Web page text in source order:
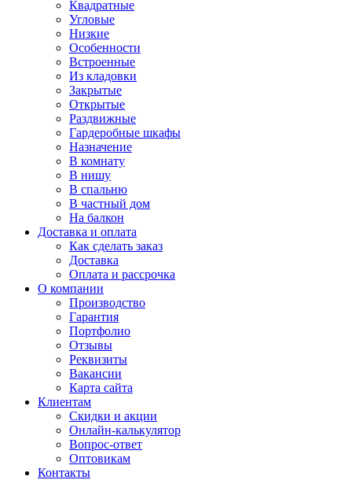
Квадратные
Угловые
Низкие
Особенности
Встроенные
Из кладовки
Закрытые
Открытые
Раздвижные
Гардеробные шкафы
Назначение
В комнату
В нишу
В спальню
В частный дом
На балкон
Доставка и оплата
Как сделать заказ
Доставка
Оплата и рассрочка
О компании
Производство
Гарантия
Портфолио
Отзывы
Реквизиты
Вакансии
Карта сайта
Клиентам
Скидки и акции
Онлайн-калькулятор
Вопрос-ответ
Оптовикам
Контакты